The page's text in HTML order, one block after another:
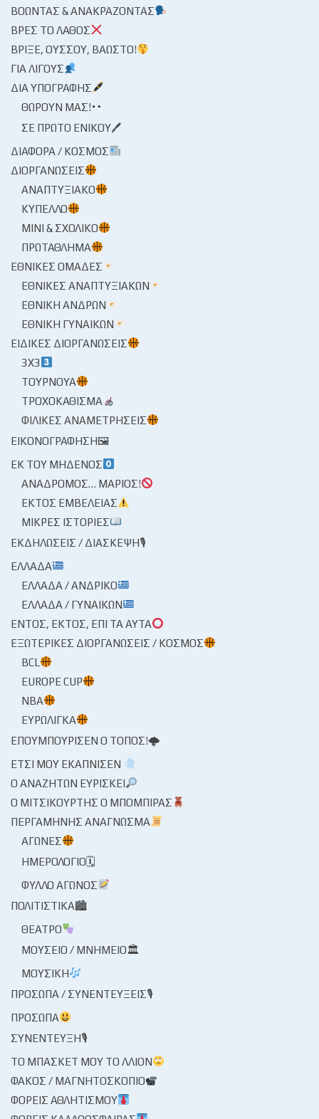
ΒΟΏΝΤΑΣ & ΑΝΑΚΡΆΖΟΝΤΑΣ
ΒΡΕΣ ΤΟ ΛΆΘΟΣ
ΒΡΊΞΕ, ΟΎΣΣΟΥ, ΒΆΩΣΤΟ!
ΓΙΑ ΛΊΓΟΥΣ
ΔΙΑ ΥΠΟΓΡΑΦΉΣ
ΘΩΡΟΎΝ ΜΑΣ!
ΣΕ ΠΡΏΤΟ ΕΝΙΚΟΎ🖊
ΔΙΆΦΟΡΑ / ΚΌΣΜΟΣ
ΔΙΟΡΓΑΝΏΣΕΙΣ
ΑΝΑΠΤΥΞΙΑΚΌ
ΚΎΠΕΛΛΟ
ΜΊΝΙ & ΣΧΟΛΙΚΌ
ΠΡΩΤΆΘΛΗΜΑ
ΕΘΝΙΚΈΣ ΟΜΆΔΕΣ
ΕΘΝΙΚΈΣ ΑΝΑΠΤΥΞΙΑΚΏΝ
ΕΘΝΙΚΉ ΑΝΔΡΏΝ
ΕΘΝΙΚΉ ΓΥΝΑΙΚΏΝ
ΕΙΔΙΚΈΣ ΔΙΟΡΓΑΝΏΣΕΙΣ
3X3
ΤΟΥΡΝΟΥΆ
ΤΡΟΧΟΚΆΘΙΣΜΑ
ΦΙΛΙΚΈΣ ΑΝΑΜΕΤΡΉΣΕΙΣ
ΕΙΚΟΝΟΓΡΆΦΗΣΗ🖼
ΕΚ ΤΟΥ ΜΗΔΕΝΌΣ
ΑΝΆΔΡΟΜΟΣ… ΜΆΡΙΟΣ!
ΕΚΤΌΣ ΕΜΒΈΛΕΙΑΣ
ΜΙΚΡΈΣ ΙΣΤΟΡΊΕΣ
ΕΚΔΗΛΏΣΕΙΣ / ΔΙΆΣΚΕΨΗ🎙
ΕΛΛΆΔΑ
ΕΛΛΆΔΑ / ΑΝΔΡΙΚΌ
ΕΛΛΆΔΑ / ΓΥΝΑΙΚΏΝ
ΕΝΤΌΣ, ΕΚΤΌΣ, ΕΠΊ ΤΑ ΑΥΤΆ
ΕΞΩΤΕΡΙΚΈΣ ΔΙΟΡΓΑΝΏΣΕΙΣ / ΚΌΣΜΟΣ
BCL
EUROPE CUP
NBA
ΕΥΡΩΛΊΓΚΑ
ΕΠΟΥΜΠΟΎΡΙΣΕΝ Ο ΤΌΠΟΣ!🌩
ΈΤΣΙ ΜΟΥ ΕΚΆΠΝΙΣΕΝ
Ο ΑΝΑΖΗΤΏΝ ΕΥΡΊΣΚΕΙ
Ο ΜΙΤΣΙΚΟΥΡΤΉΣ Ο ΜΠΌΜΠΙΡΑΣ
ΠΕΡΓΑΜΗΝΉΣ ΑΝΆΓΝΩΣΜΑ
ΑΓΏΝΕΣ
ΗΜΕΡΟΛΌΓΙΟ🗓
ΦΎΛΛΟ ΑΓΏΝΟΣ
ΠΟΛΙΤΙΣΤΙΚΆ🏙
ΘΈΑΤΡΟ
ΜΟΥΣΕΊΟ / ΜΝΗΜΕΊΟ🏛
ΜΟΥΣΙΚΉ
ΠΡΌΣΩΠΑ / ΣΥΝΕΝΤΕΎΞΕΙΣ🎙
ΠΡΌΣΩΠΑ
ΣΥΝΈΝΤΕΥΞΗ🎙
ΤΟ ΜΠΆΣΚΕΤ ΜΟΥ ΤΟ ΛΛΊΟΝ
ΦΑΚΌΣ / ΜΑΓΝΗΤΟΣΚΌΠΙΟ
ΦΟΡΕΊΣ ΑΘΛΗΤΙΣΜΟΎ